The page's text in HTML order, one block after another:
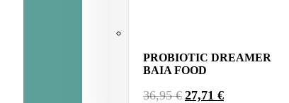
PROBIOTIC DREAMER
BAIA FOOD
36,95€ EL
27,71 €EL